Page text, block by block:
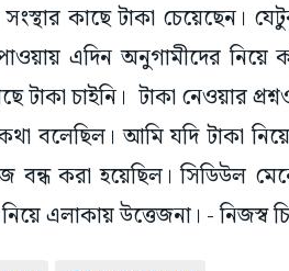
সংস্থার কাছে টাকা চেয়েছেন।
এদিন অনুগামীদের
টাকা চাইনি। টাকা নেওয়ার
বলেছিল। আমি যদি টাকা
বন্ধ করা হয়েছিল। সিডিউল
এলাকায় উত্তেজনা। - নিজস্ব